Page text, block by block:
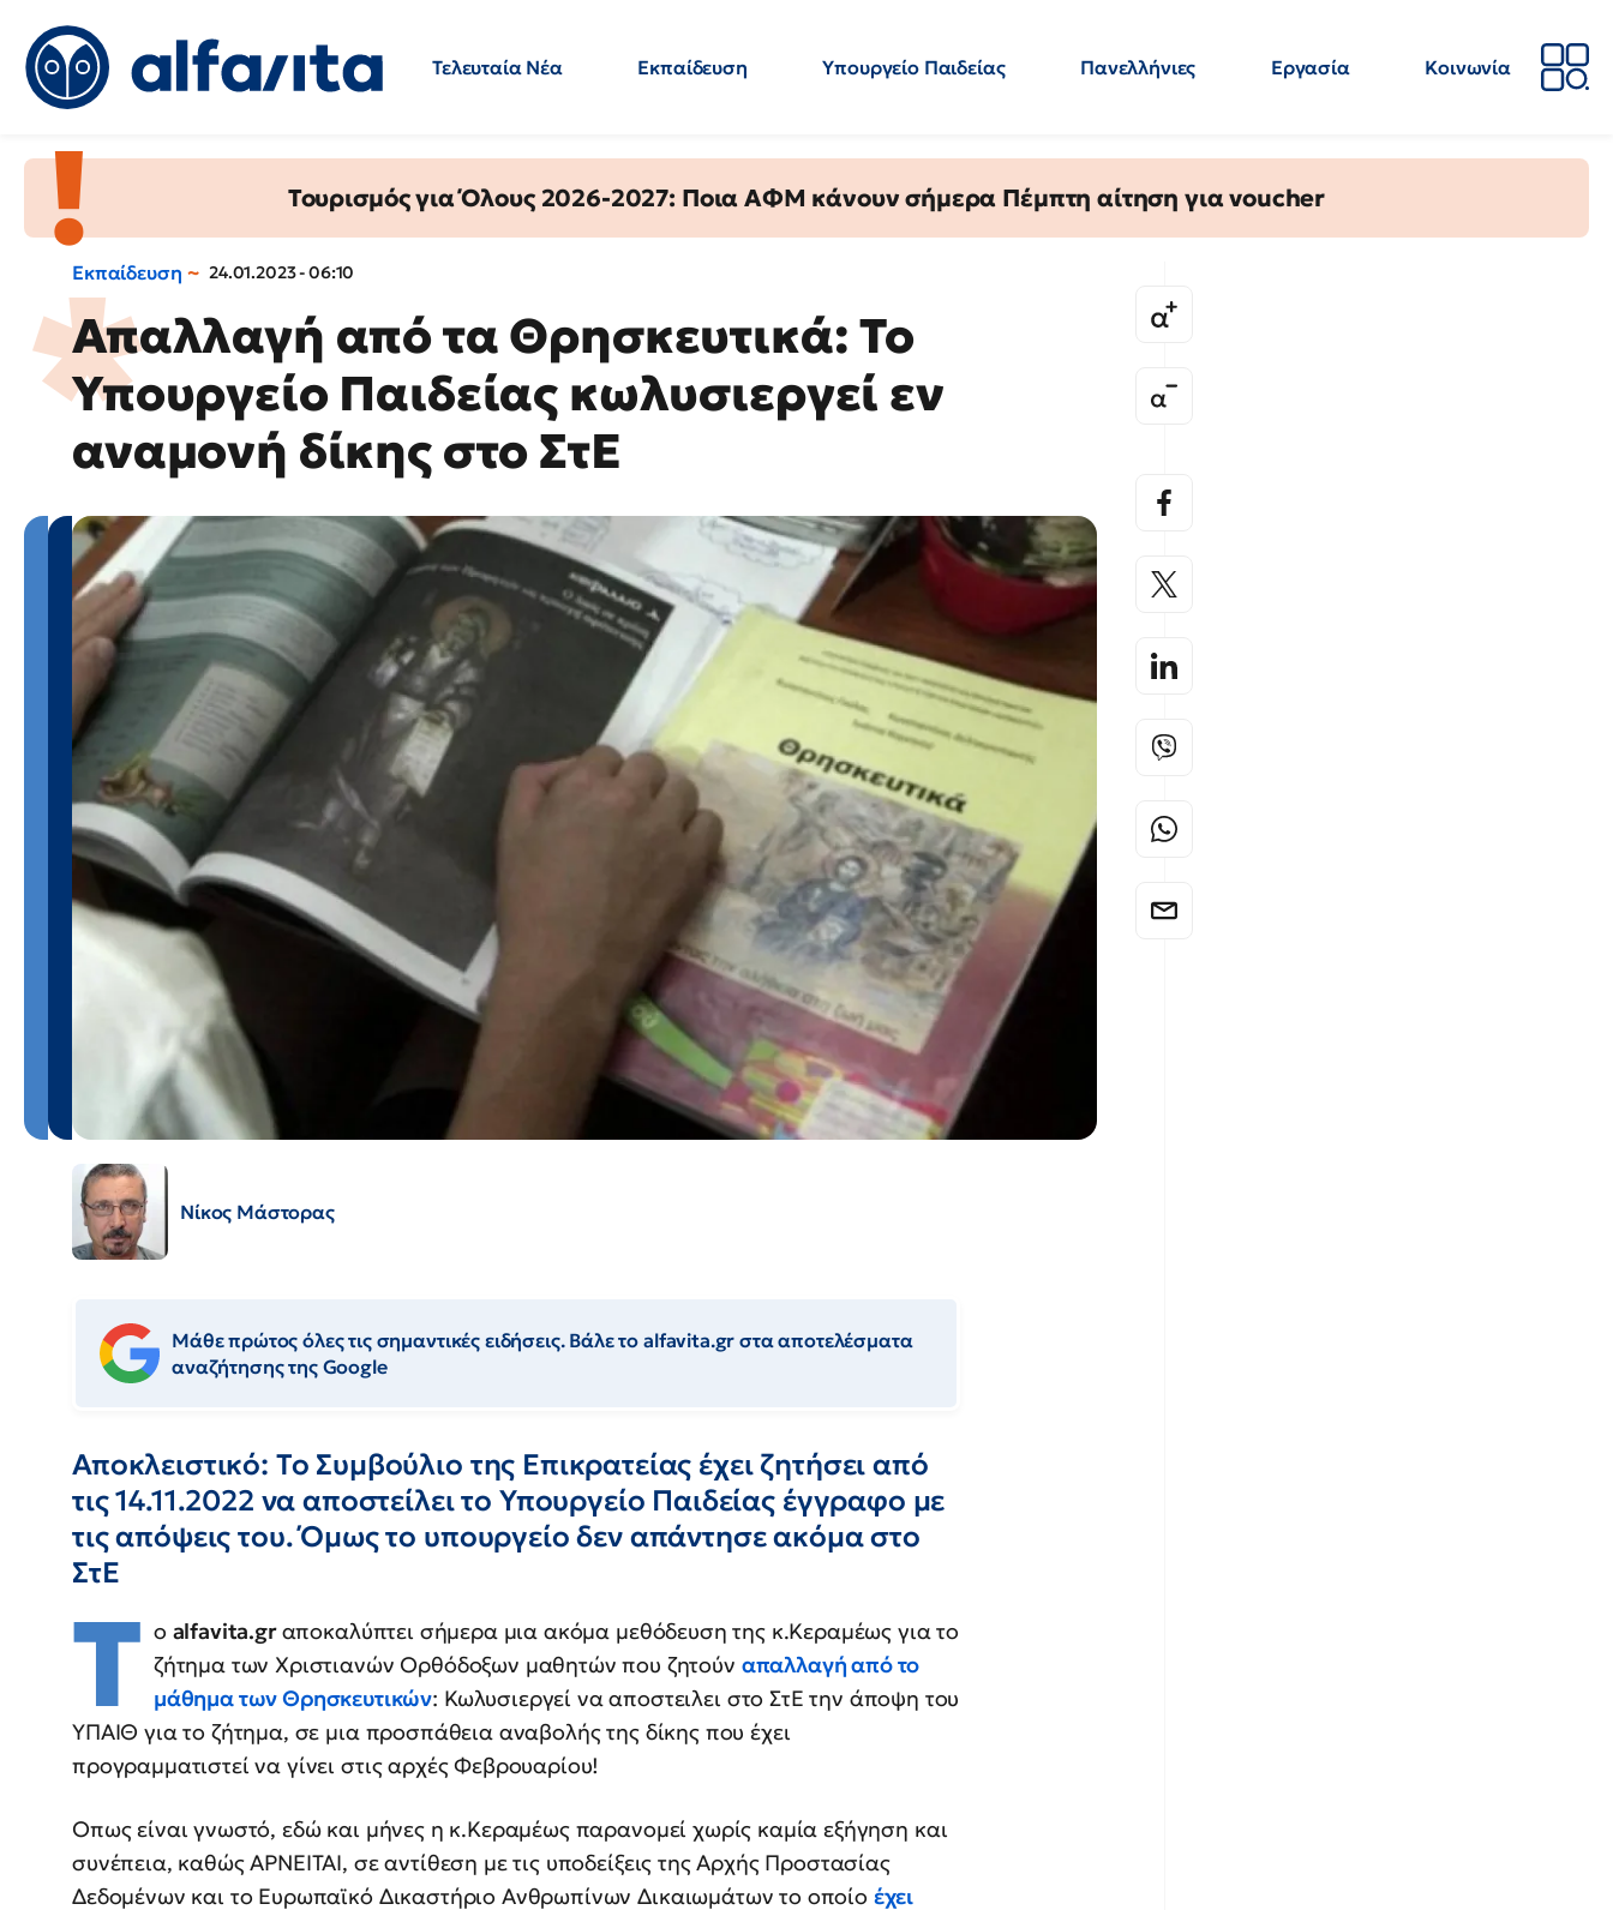
Τελευταία Νέα Εκπαίδευση Υπουργείο Παιδείας Πανελλήνιες Εργασία
Κοινωνία
Τουρισμός για Όλους 2026-2027: Ποια ΑΦΜ κάνουν σήμερα Πέμπτη αίτηση για voucher
Εκπαίδευση 24.01.2023 - 06:10
Απαλλαγή από τα Θρησκευτικά: Το
Υπουργείο Παιδείας κωλυσιεργεί εν
αναμονή δίκης στο ΣτΕ
Νίκος Μάστορας
Μάθε πρώτος όλες τις σημαντικές ειδήσεις. Βάλε το alfavita.gr στα αποτελέσματα
αναζήτησης της Google
Αποκλειστικό: Το Συμβούλιο της Επικρατείας έχει ζητήσει από
τις 14.11.2022 να αποστείλει το Υπουργείο Παιδείας έγγραφο με
τις απόψεις του. Όμως το υπουργείο δεν απάντησε ακόμα στο
ΣτΕ
Τ ο alfavita.grαποκαλύπτει σήμερα μια ακόμα μεθόδευση της κ.Κεραμέως για το
ζήτημα των Χριστιανών Ορθόδοξων μαθητών που ζητούν απαλλαγή από το
μάθημα των Θρησκευτικών: Κωλυσιεργεί να αποστειλει στο ΣτΕ την άποψη του
ΥΠΑΙΘ για το ζήτημα, σε μια προσπάθεια αναβολής της δίκης που έχει
προγραμματιστεί να γίνει στις αρχές Φεβρουαρίου!
Οπως είναι γνωστό, εδώ και μήνες η κ.Κεραμέως παρανομεί χωρίς καμία εξήγηση και
συνέπεια, καθώς ΑΡΝΕΙΤΑΙ, σε αντίθεση με τις υποδείξεις της Αρχής Προστασίας
Δεδομένων και το Ευρωπαϊκό Δικαστήριο Ανθρωπίνων Δικαιωμάτων το οποίο έχει